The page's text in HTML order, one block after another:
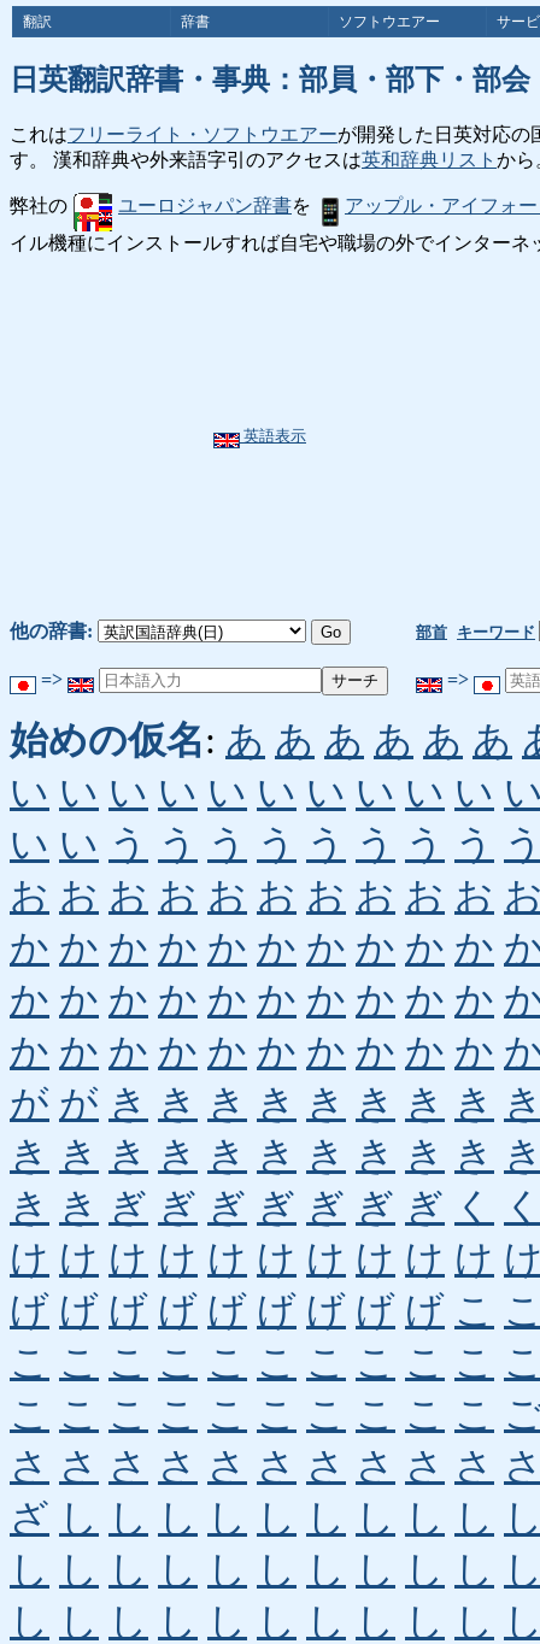
翻訳 辞書 ソフトウエアー サー
日英翻訳辞書・事典：部員・部下・部
これはフリーライト・ソフトウエアーが開発した日英対応の
す。 漢和辞典や外来語字引のアクセスは英和辞典リスト から
弊社の ユーロジャパン辞書を
アップル・アイフォ
イル機種にインストールすれば自宅や職場の外でインター
英語表示
他の辞書: 部首 キーワード
=> =>
始めの仮名: あ あ あ あ あ あ
い い い い い い い い い い
い い う う う う う う う う
お お お お お お お お お お
か か か か か か か か か か
か か か か か か か か か か
か か か か か か か か か か
が が き き き き き き き き
き き き き き き き き き き
き き ぎ ぎ ぎ ぎ ぎ ぎ ぎ く
け け け け け け け け け け
げ げ げ げ げ げ げ げ げ こ
こ こ こ こ こ こ こ こ こ こ
こ こ こ こ こ こ こ こ こ こ
さ さ さ さ さ さ さ さ さ さ
ざ し し し し し し し し し
し し し し し し し し し し
し し し し し し し し し し